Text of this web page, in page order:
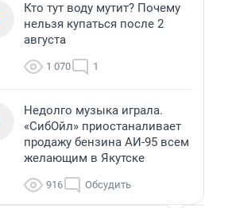
Кто тут воду мутит? Почему
нельзя купаться после 2
августа
1 070 1
Недолго музыка играла.
«СибОйл» приостаналивает
продажу бензина АИ-95 всем
желающим в Якутске
916 Обсудить